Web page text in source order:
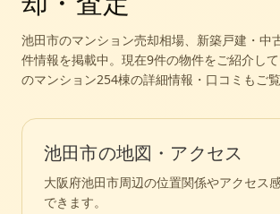
池田市のマンション売却相場、新築戸建・中
件情報を掲載中。 現在9件の物件をご紹介して
のマンション254棟の詳細情報・口コミもご覧
池田市の地図・アクセス
大阪府池田市周辺の位置関係やアクセス
できます。